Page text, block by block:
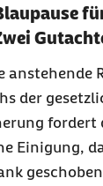
anstehende
der
fordert
Einigung,